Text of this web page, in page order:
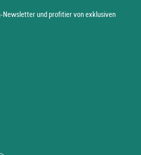
News­letter und profitier von exklusiven